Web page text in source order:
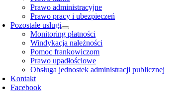
Prawo administracyjne
Prawo pracy i ubezpieczeń
Pozostałe usługi
Monitoring płatności
Windykacja należności
Pomoc frankowiczom
Prawo upadłościowe
Obsługa jednostek administracji publicznej
Kontakt
Facebook